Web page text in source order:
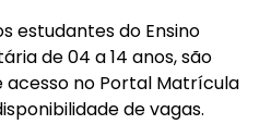
estudantes do Ensino
de 04 a 14 anos, são
acesso no Portal Matrícula
de vagas.